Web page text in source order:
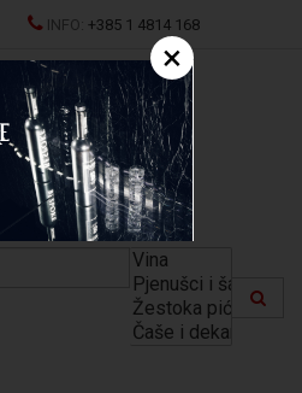
INFO:+385 1 4814 168
EN
×